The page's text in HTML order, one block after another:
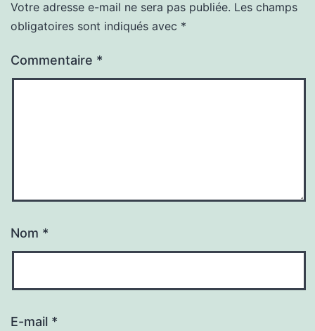
Votre adresse e-mail ne sera pas publiée. Les champs
obligatoires sont indiqués avec *
Commentaire *
Nom *
E-mail *